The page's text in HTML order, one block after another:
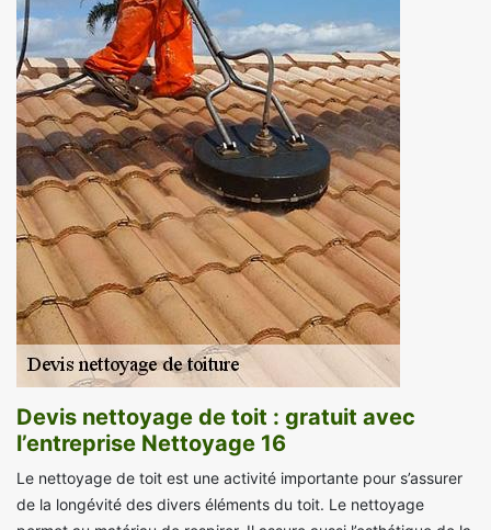
Devis nettoyage de toit : gratuit avec
l’entreprise Nettoyage 16
Le nettoyage de toit est une activité importante pour s’assurer
de la longévité des divers éléments du toit. Le nettoyage